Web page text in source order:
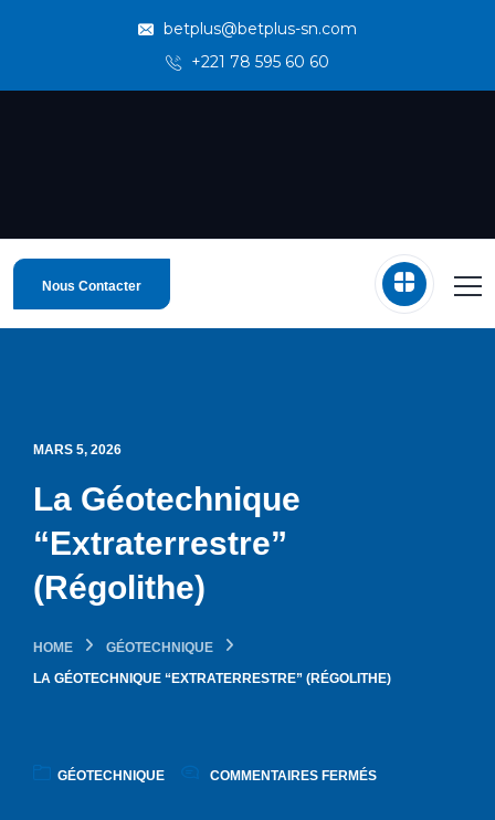
betplus@betplus-sn.com
+221 78 595 60 60
Nous Contacter
MARS 5, 2026
La Géotechnique
“Extraterrestre”
(Régolithe)
HOME
GÉOTECHNIQUE
LA GÉOTECHNIQUE “EXTRATERRESTRE” (RÉGOLITHE)
GÉOTECHNIQUE COMMENTAIRES FERMÉS